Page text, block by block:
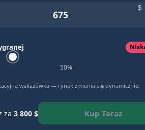
$
50%
wskazówka — rynek zmienia się dynamicznie.
za 3 800 $ Kup Teraz